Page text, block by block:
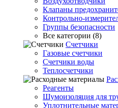
Клапаны
Контрольно-
Группы безопасности
Все категории (8)
Счетчики
Газовые счетчики
Счетчики воды
Теплосчетчики
Реагенты
Шумоизоляция для
Уплотнительные